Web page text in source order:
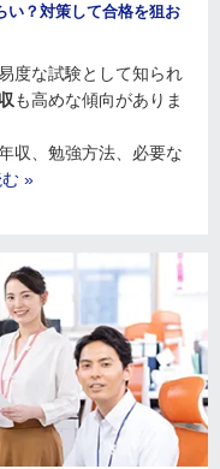
い？対策して合格を狙お
度な試験として知られ
も高めな傾向がありま
収、勉強方法、必要な
»